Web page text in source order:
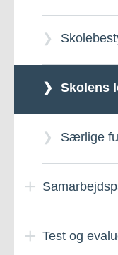
Skolens
Særlige
Test og